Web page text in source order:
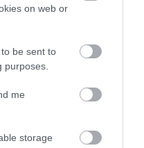
on web or
be sent to
purposes.
me
storage
időalapú korlátok
használom a
magunkkal a